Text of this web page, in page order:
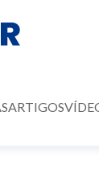
ARTIGOS